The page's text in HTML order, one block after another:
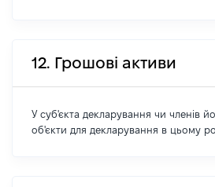
12. Грошові активи
У суб'єкта декларування чи членів
об'єкти для декларування в цьому